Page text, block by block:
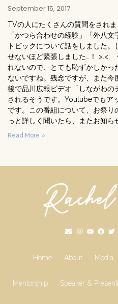
September 15, 2017
TVの人にたくさんの質問をされ
「かつら合わせの経験」「外八
トピックについて話をしました
せないほど緊張しました…！ >.<;
れないので、とても恥ずかしか
ないですね。残念ですが、また
後で品川広報ビデオ「しながわの
されるそうです。Youtubeでもア
です。この番組について、お祭り
っと詳しく聞いたら、またお知ら
Read More »
Home About Media
Mentorship Speaker &